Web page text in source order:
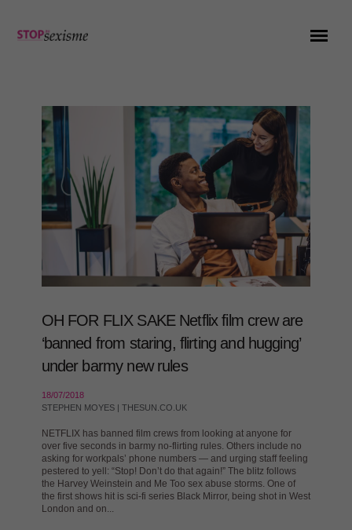
OH FOR FLIX SAKE Netflix film crew are
‘banned from staring, flirting and hugging’
under barmy new rules
18/07/2018
STEPHEN MOYES | THESUN.CO.UK
NETFLIX has banned film crews from looking at anyone for
over five seconds in barmy no-flirting rules. Others include no
asking for workpals’ phone numbers — and urging staff feeling
pestered to yell: “Stop! Don’t do that again!” The blitz follows
the Harvey Weinstein and Me Too sex abuse storms. One of
the first shows hit is sci-fi series Black Mirror, being shot in West
London and on...